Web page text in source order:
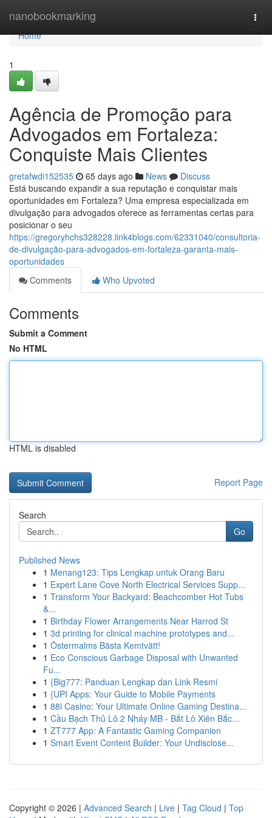
nanobookmarking
Home
Home
1
Agência de Promoção para
Advogados em Fortaleza:
Conquiste Mais Clientes
gretafwdi152535 65 days ago News
Discuss
Está buscando expandir a sua reputação e conquistar mais
oportunidades em Fortaleza? Uma empresa especializada em
divulgação para advogados oferece as ferramentas certas para
posicionar o seu
https://gregoryhchs328228.link4blogs.com/62331040/consultoria-
de-divulgação-para-advogados-em-fortaleza-garanta-mais-
oportunidades
Comments
Who Upvoted
Comments
Submit a Comment
No HTML
HTML is disabled
Report Page
Search
Go
Published News
1 Menang123: Tips Lengkap untuk Orang Baru
1 Expert Lane Cove North Electrical Services Supp...
1 Transform Your Backyard: Beachcomber Hot Tubs
&...
1 Birthday Flower Arrangements Near Harrod St
1 3d printing for clinical machine prototypes and...
1 Östermalms Bästa Kemtvätt!
1 Eco Conscious Garbage Disposal with Unwanted
Fu...
1 {Big777: Panduan Lengkap dan Link Resmi
1 {UPI Apps: Your Guide to Mobile Payments
1 88i Casino: Your Ultimate Online Gaming Destina...
1 Cầu Bạch Thủ Lô 2 Nháy MB - Bắt Lô Xiên Bắc...
1 ZT777 App: A Fantastic Gaming Companion
1 Smart Event Content Builder: Your Undisclose...
Copyright © 2026 | Advanced Search | Live | Tag Cloud | Top